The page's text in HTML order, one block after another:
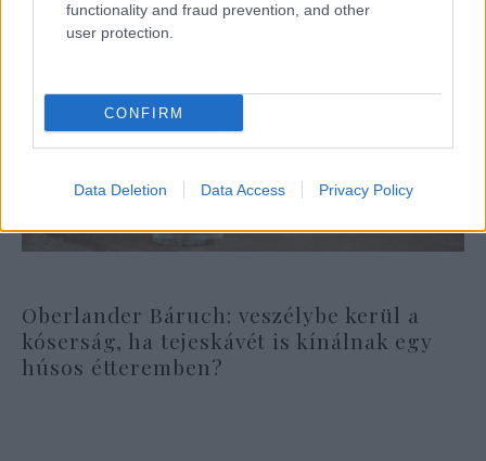
functionality and fraud prevention, and other
user protection.
CONFIRM
Data Deletion Data Access Privacy Policy
Oberlander Báruch: veszélybe kerül a
kóserság, ha tejeskávét is kínálnak egy
húsos étteremben?